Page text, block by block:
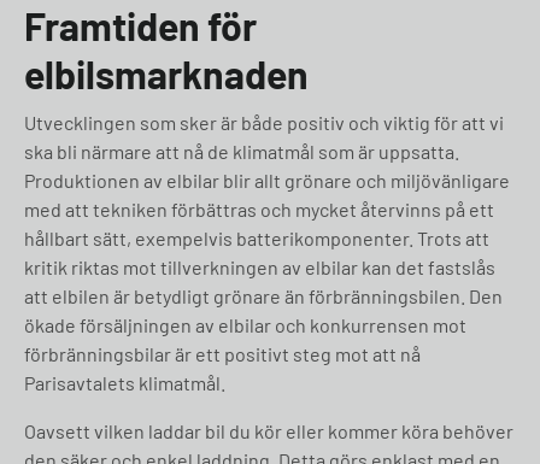
Framtiden för
elbilsmarknaden
Utvecklingen som sker är både positiv och viktig för att vi
ska bli närmare att nå de klimatmål som är uppsatta.
Produktionen av elbilar blir allt grönare och miljövänligare
med att tekniken förbättras och mycket återvinns på ett
hållbart sätt, exempelvis batterikomponenter. Trots att
kritik riktas mot tillverkningen av elbilar kan det fastslås
att elbilen är betydligt grönare än förbränningsbilen. Den
ökade försäljningen av elbilar och konkurrensen mot
förbränningsbilar är ett positivt steg mot att nå
Parisavtalets klimatmål.
Oavsett vilken laddar bil du kör eller kommer köra behöver